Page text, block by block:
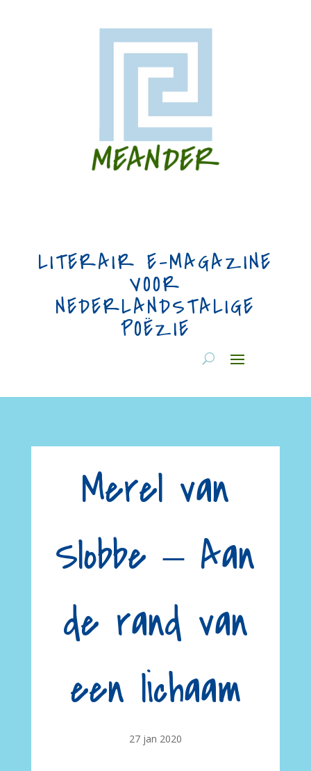
LITERAIR E-MAGAZINE
VOOR
NEDERLANDSTALIGE
POËZIE
Merel van
Slobbe ‒ Aan
de rand van
een lichaam
27 jan 2020